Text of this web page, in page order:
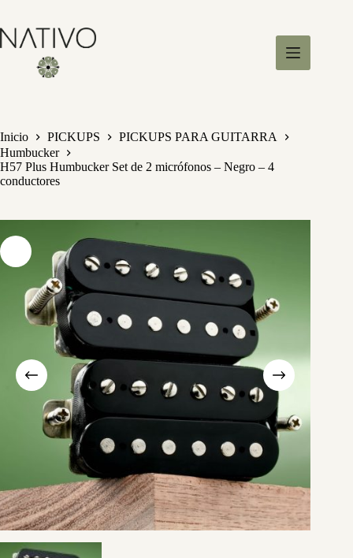
a
o
n
t
e
o
Inicio PICKUPS
PICKUPS PARA GUITARRA
Humbucker
H57 Plus Humbucker Set de 2 micrófonos – Negro – 4
conductores